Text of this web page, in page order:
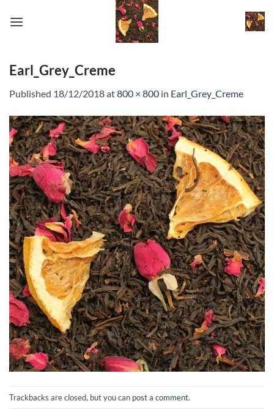
Earl_Grey_Creme
Published 18/12/2018at800 × 800 in Earl_Grey_Creme
Trackbacks are closed, but you can post a comment.